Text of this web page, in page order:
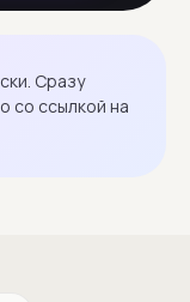
Сразу
со ссылкой на